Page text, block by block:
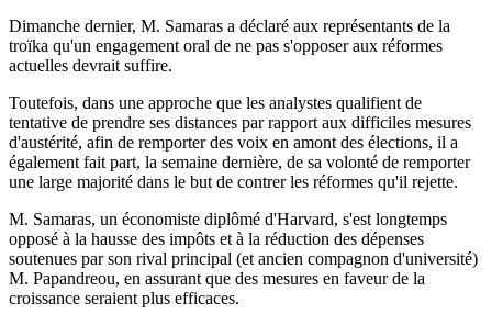
Dimanche dernier, M. Samaras a déclaré aux représentants de la
troïka qu'un engagement oral de ne pas s'opposer aux réformes
actuelles devrait suffire.
Toutefois, dans une approche que les analystes qualifient de
tentative de prendre ses distances par rapport aux difficiles mesures
d'austérité, afin de remporter des voix en amont des élections, il a
également fait part, la semaine dernière, de sa volonté de remporter
une large majorité dans le but de contrer les réformes qu'il rejette.
M. Samaras, un économiste diplômé d'Harvard, s'est longtemps
opposé à la hausse des impôts et à la réduction des dépenses
soutenues par son rival principal (et ancien compagnon d'université)
M. Papandreou, en assurant que des mesures en faveur de la
croissance seraient plus efficaces.